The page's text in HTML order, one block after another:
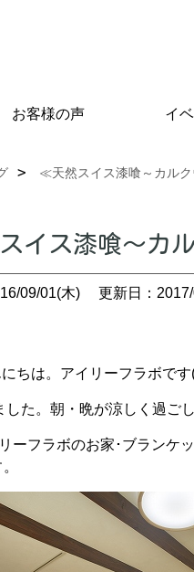
お客様の声 イ
≪天然スイス漆喰～カル
イス漆喰～カ
09/01(木) 更新日：
ちは。アイリーフラボで
した。朝・晩が涼しく過ご
ーフラボのお家･ブランケ